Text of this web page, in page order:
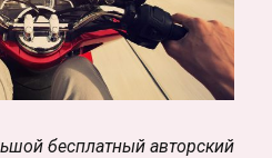
бесплатный авторский